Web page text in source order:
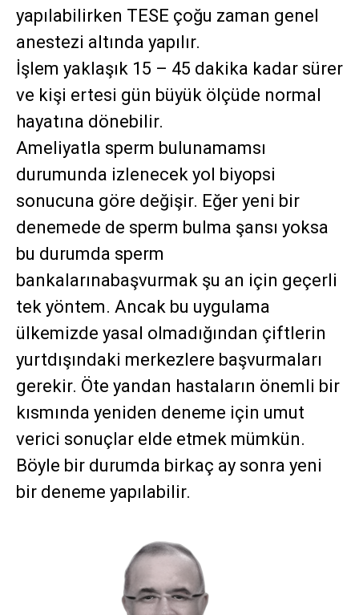
yapılabilirken TESE çoğu zaman genel
anestezi altında yapılır.
İşlem yaklaşık 15 – 45 dakika kadar sürer
ve kişi ertesi gün büyük ölçüde normal
hayatına dönebilir.
Ameliyatla sperm bulunamamsı
durumunda izlenecek yol biyopsi
sonucuna göre değişir. Eğer yeni bir
denemede de sperm bulma şansı yoksa
bu durumda sperm
bankalarınabaşvurmak şu an için geçerli
tek yöntem. Ancak bu uygulama
ülkemizde yasal olmadığından çiftlerin
yurtdışındaki merkezlere başvurmaları
gerekir. Öte yandan hastaların önemli bir
kısmında yeniden deneme için umut
verici sonuçlar elde etmek mümkün.
Böyle bir durumda birkaç ay sonra yeni
bir deneme yapılabilir.